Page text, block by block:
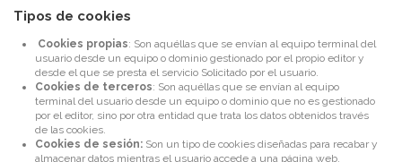
Tipos de cookies
Cookies propias: Son aquéllas que se envían al equipo terminal del
usuario desde un equipo o dominio gestionado por el propio editor y
desde el que se presta el servicio Solicitado por el usuario.
Cookies de terceros: Son aquéllas que se envían al equipo
terminal del usuario desde un equipo o dominio que no es gestionado
por el editor, sino por otra entidad que trata los datos obtenidos través
de las cookies.
Cookies de sesión: Son un tipo de cookies diseñadas para recabar y
almacenar datos mientras el usuario accede a una página web.